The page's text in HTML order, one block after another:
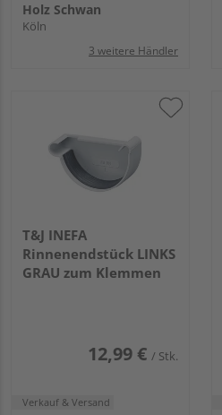
Holz Schwan
Köln
3 weitere Händler
T&J INEFA
Rinnenendstück LINKS
GRAU zum Klemmen
12,99 € / Stk.
Verkauf & Versand